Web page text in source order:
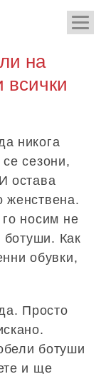
на
всички
никога
сезони,
остава
женствена.
носим не
ботуши. Как
обувки,
Просто
ботуши
и ще